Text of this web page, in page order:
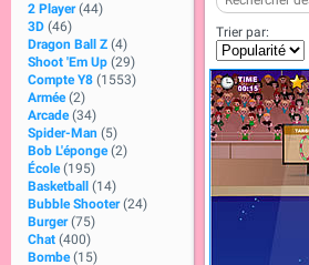
2 Player (44)
3D (46)
Dragon Ball Z (4)
Shoot 'Em Up (29)
Compte Y8 (1553)
Armée (2)
Arcade (34)
Spider-Man (5)
Bob L'éponge (2)
École (195)
Basketball
(14)
Bubble Shooter (24)
Burger (75)
Chat (400)
Bombe (15)
Trier par: